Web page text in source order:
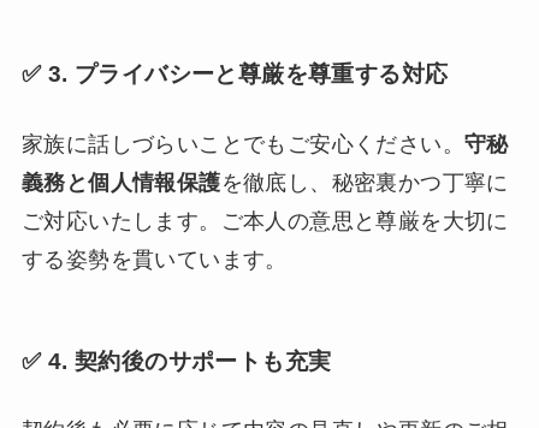
✅ 3. プライバシーと尊厳を尊重する対応
家族に話しづらいことでもご安心ください。 守秘
義務と個人情報保護を徹底し、秘密裏かつ丁寧に
ご対応いたします。ご本人の意思と尊厳を大切に
する姿勢を貫いています。
✅ 4. 契約後のサポートも充実